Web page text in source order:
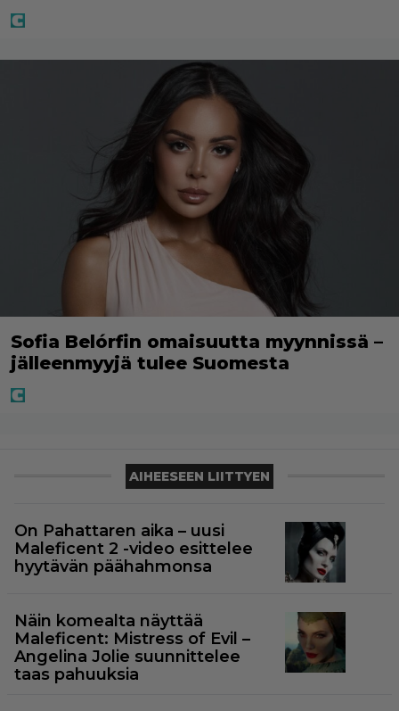
Sofia Belórfin omaisuutta myynnissä –
jälleenmyyjä tulee Suomesta
AIHEESEEN LIITTYEN
On Pahattaren aika – uusi
Maleficent 2 -video esittelee
hyytävän päähahmonsa
Näin komealta näyttää
Maleficent: Mistress of Evil –
Angelina Jolie suunnittelee
taas pahuuksia